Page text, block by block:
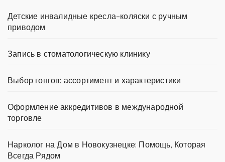
Детские инвалидные кресла-коляски с ручным
приводом
Запись в стоматологическую клинику
Выбор гонгов: ассортимент и характеристики
Оформление аккредитивов в международной
торговле
Нарколог на Дом в Новокузнецке: Помощь, Которая
Всегда Рядом